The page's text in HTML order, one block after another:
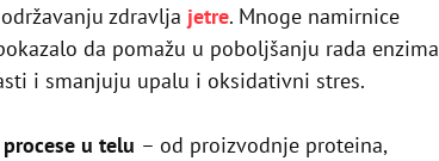
zdravlja jetre. Mnoge namirnice
da pomažu u poboljšanju rada enzima
i smanjuju upalu i oksidativni stres.
u telu – od proizvodnje proteina,